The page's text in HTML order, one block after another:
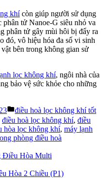
khícòn giúp người sử dụng
tử Nanoe-G siêu nhỏ va
phân tử gây mùi hôi bị đẩy ra
đó, vô hiệu hóa đa số vi sinh
bên trong không gian sử
lọc không khí, ngôi nhà của
bảo vệ sức khỏe cho những
Posted
in
điều hoà lọc không khí tốt
điều hoà lọc không khí, điều
hòa lọc không khí, máy lạnh
phòng điều hoà
Điều Hòa Multi
Hòa 2 Chiều (P1)